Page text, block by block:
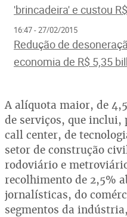
'brincadeira' e custou
16:47 - 27/02/2015
Redução de
economia de R$ 5,35
A alíquota maior, de
de serviços, que inclui,
call center, de
setor de construção
rodoviário e
recolhimento de 2,5%
jornalísticas, do
segmentos da